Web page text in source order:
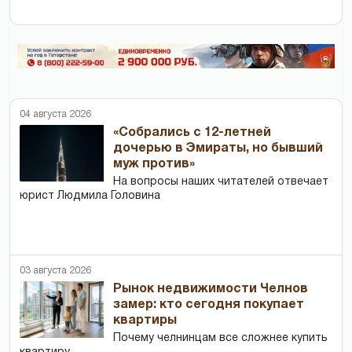
04 августа 2026
«Собрались с 12-летней
дочерью в Эмираты, но бывший
муж против»
На вопросы наших читателей отвечает
юрист Людмила Головина
03 августа 2026
Рынок недвижимости Челнов
замер: кто сегодня покупает
квартиры
Почему челнинцам все сложнее купить